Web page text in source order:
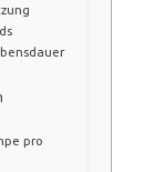
pro